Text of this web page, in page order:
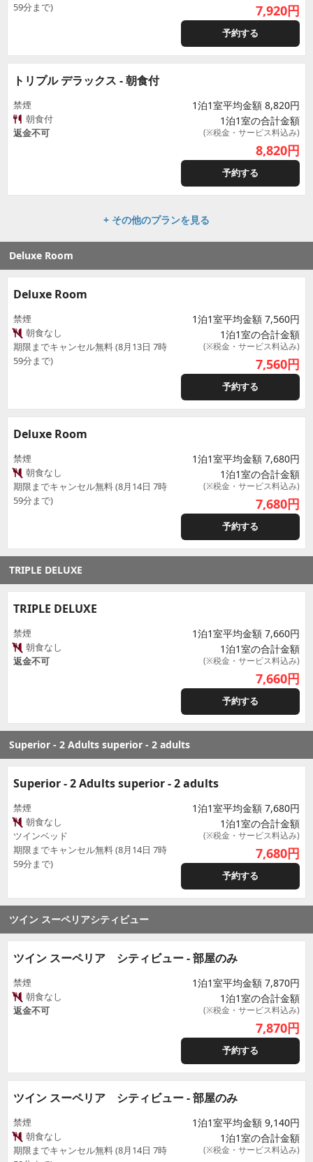
59分まで)
7,920円
予約する
トリプル デラックス - 朝食付
禁煙
朝食付
返金不可
1泊1室平均金額 8,820円
1泊1室の合計金額
(※税金・サービス料込み)
8,820円
予約する
+ その他のプランを見る
Deluxe Room
Deluxe Room
禁煙
朝食なし
期限までキャンセル無料 (8月13日 7時
59分まで)
1泊1室平均金額 7,560円
1泊1室の合計金額
(※税金・サービス料込み)
7,560円
予約する
Deluxe Room
禁煙
朝食なし
期限までキャンセル無料 (8月14日 7時
59分まで)
1泊1室平均金額 7,680円
1泊1室の合計金額
(※税金・サービス料込み)
7,680円
予約する
TRIPLE DELUXE
TRIPLE DELUXE
禁煙
朝食なし
返金不可
1泊1室平均金額 7,660円
1泊1室の合計金額
(※税金・サービス料込み)
7,660円
予約する
Superior - 2 Adults superior - 2 adults
Superior - 2 Adults superior - 2 adults
禁煙
朝食なし
ツインベッド
期限までキャンセル無料 (8月14日 7時
59分まで)
1泊1室平均金額 7,680円
1泊1室の合計金額
(※税金・サービス料込み)
7,680円
予約する
ツイン スーペリアシティビュー
ツイン スーペリア シティビュー - 部屋のみ
禁煙
朝食なし
返金不可
1泊1室平均金額 7,870円
1泊1室の合計金額
(※税金・サービス料込み)
7,870円
予約する
ツイン スーペリア シティビュー - 部屋のみ
禁煙
朝食なし
期限までキャンセル無料 (8月14日 7時
1泊1室平均金額 9,140円
1泊1室の合計金額
(※税金・サービス料込み)